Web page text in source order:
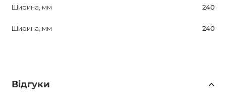
Ширина, мм 240
Ширина, мм 240
Відгуки